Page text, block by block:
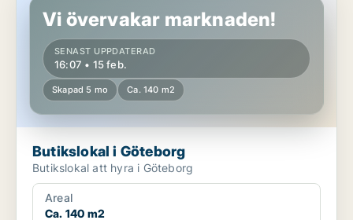
Vi övervakar marknaden!
SENAST UPPDATERAD
16:07 • 15 feb.
Skapad 5 mo Ca. 140 m2
Butikslokal i Göteborg
Butikslokal att hyra i Göteborg
Areal
Ca. 140 m2